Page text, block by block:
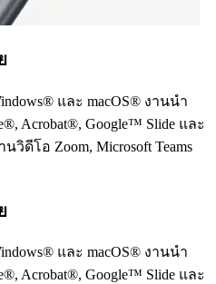
และ macOS® งานนำ
Acrobat®, Google™ Slide และ
ดีโอ Zoom, Microsoft Teams
และ macOS® งานนำ
Acrobat®, Google™ Slide และ